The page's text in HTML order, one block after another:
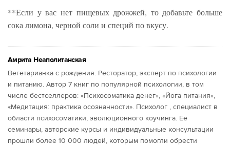
**Если у вас нет пищевых дрожжей, то добавьте больше
сока лимона, черной соли и специй по вкусу.
Амрита Неаполитанская
Вегетарианка с рождения. Ресторатор, эксперт по психологии
и питанию. Автор 7 книг по популярной психологии, в том
числе бестселлеров: «Психосоматика денег», «Йога питания»,
«Медитация: практика осознанности». Психолог , специалист в
области психосоматики, эволюционного коучинга. Ее
семинары, авторские курсы и индивидуальные консультации
прошли более 10 000 людей, которым помогли обрести